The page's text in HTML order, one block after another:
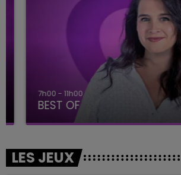
7h00 - 11h00
BEST OF
LES JEUX